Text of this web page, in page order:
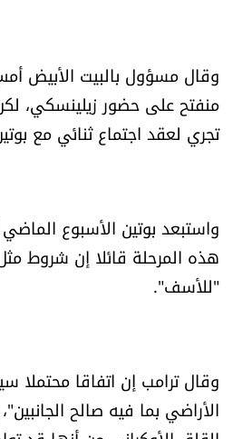
اقرأ تضحك
كاميرا
صحّة وصحن
الرياضة
حظّك اليوم
وقال مسؤول بالبيت الأبيض
منفتح على حضور زيلينسكي،
تجري لعقد اجتماع ثنائي مع
واستبعد بوتين الأسبوع
هذه المرحلة قائلا إن شروط
"للأسف".
وقال ترامب إن اتفاقا
الأراضي بما فيه صالح